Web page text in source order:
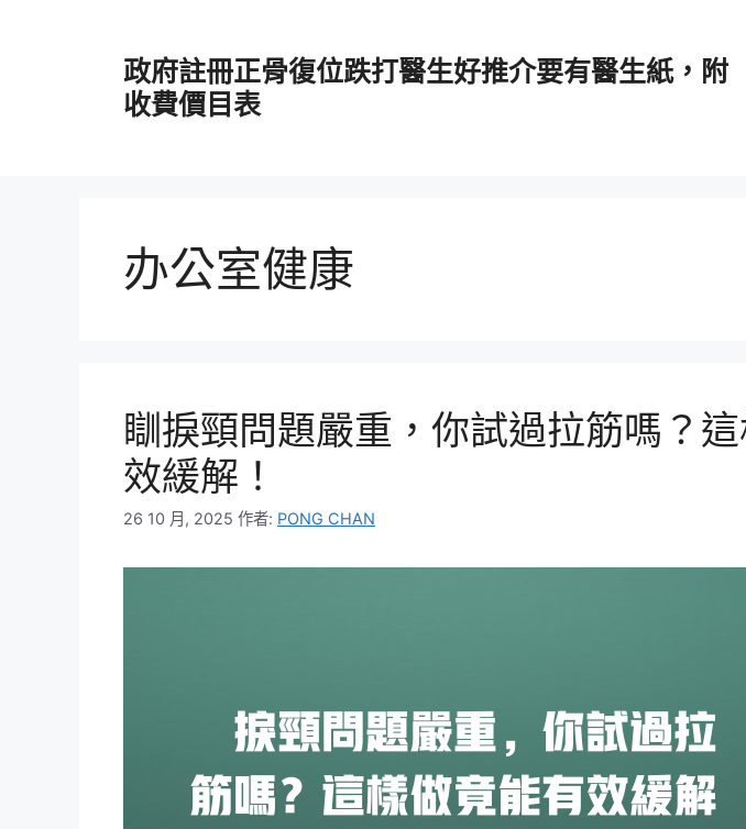
政府註冊正骨復位跌打醫生好推介要有醫生紙，附
收費價目表
办公室健康
瞓捩頸問題嚴重，你試過拉筋嗎？
效緩解！
26 10 月, 2025 作者: PONG CHAN